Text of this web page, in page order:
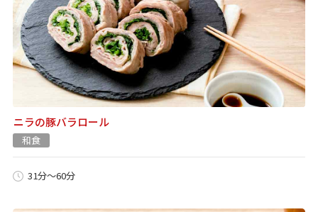
ニラの豚バラロール
和食
31分～60分